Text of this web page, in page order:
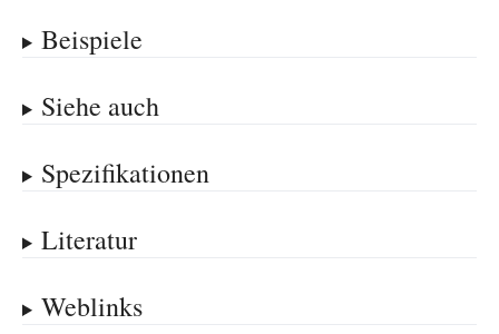
Beispiele
Siehe auch
Spezifikationen
Literatur
Weblinks